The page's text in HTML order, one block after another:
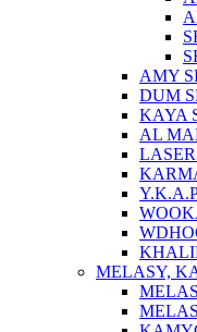
AMY
DUM
KAYA
AL
MELASY,